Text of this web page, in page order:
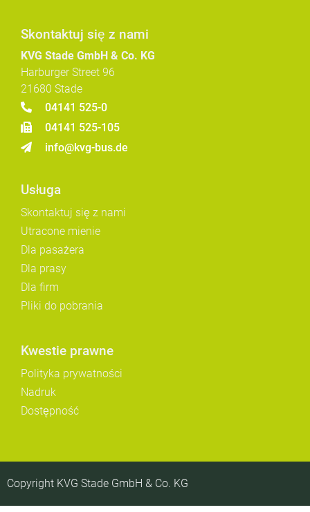
Skontaktuj się z nami
KVG Stade GmbH & Co. KG
Harburger Street 96
21680 Stade
04141 525-0
04141 525-105
info@kvg-bus.de
Usługa
Skontaktuj się z nami
Utracone mienie
Dla pasażera
Dla prasy
Dla firm
Pliki do pobrania
Kwestie prawne
Polityka prywatności
Nadruk
Dostępność
Copyright KVG Stade GmbH & Co. KG